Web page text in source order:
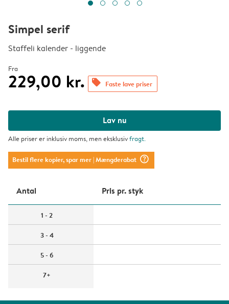
Simpel serif
Staffeli kalender - liggende
Fra
229,00 kr. offers Faste lave priser
Lav nu
Alle priser er inklusiv moms, men eksklusivfragt.
Bestil flere kopier, spar mer| Mængderabat question_mark_circle
Antal Pris pr. styk
1 - 2
3 - 4
5 - 6
7+